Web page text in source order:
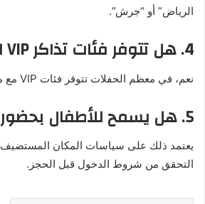
الرياض” أو “جرش”.
4. هل تتوفر فئات تذاكر VIP لحفلاته؟
نعم، في معظم الحفلات تتوفر فئات VIP مع مزايا خاصة للحضور.
5. هل يسمح للأطفال بحضور الحفلات؟
يعتمد ذلك على سياسات المكان المستضيف
التحقق من شروط الدخول قبل الحجز.